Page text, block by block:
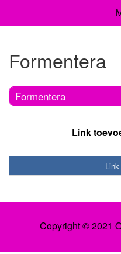
Formentera
Formentera
Link
Copyright © 2021